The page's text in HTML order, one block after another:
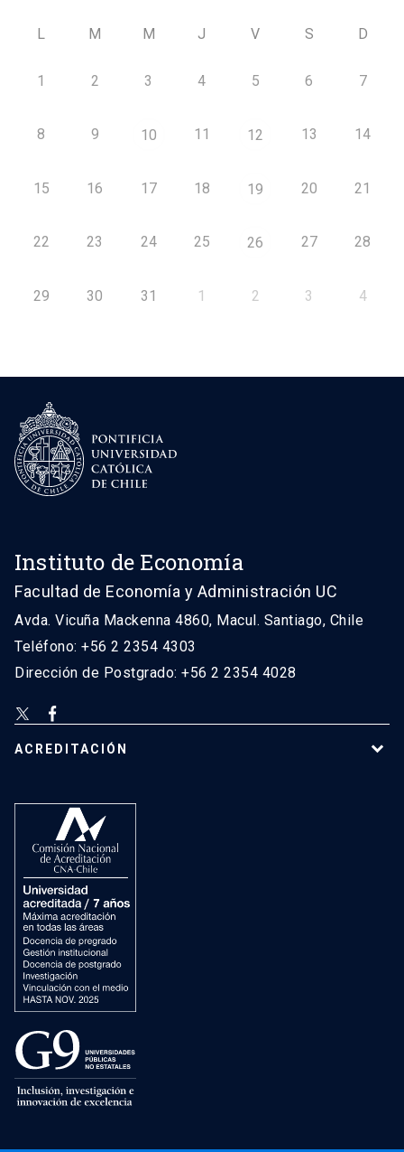
L M M J V S D
1 2 3 4 5 6 7
8 9 10 11 12 13 14
15 16 17 18 19 20 21
22 23 24 25 26 27 28
29 30 31 1 2 3 4
Instituto de Economía
Facultad de Economía y Administración UC
Avda. Vicuña Mackenna 4860, Macul. Santiago, Chile
Teléfono: +56 2 2354 4303
Dirección de Postgrado: +56 2 2354 4028
ACREDITACIÓN